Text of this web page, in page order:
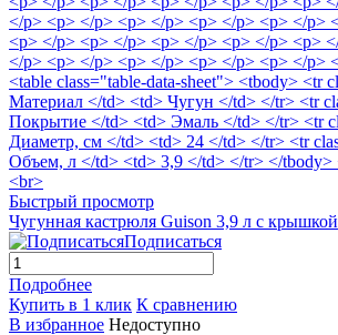
Быстрый просмотр
Чугунная кастрюля Guison 3,9 л с крышкой
Подписаться
Подробнее
Купить в 1 клик К сравнению
В избранное Недоступно